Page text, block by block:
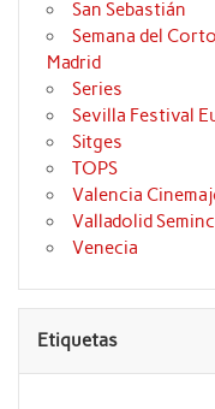
San Sebastián
Semana del
Madrid
Series
Sevilla Festival
Sitges
TOPS
Valencia
Valladolid
Venecia
Etiquetas